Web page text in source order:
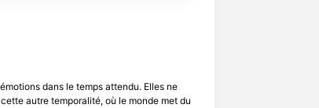
dans le temps attendu. Elles ne
autre temporalité, où le monde met du